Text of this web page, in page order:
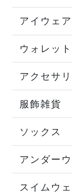
アイウェア
ウォレット
アクセサ
服飾雑貨
ソックス
アンダー
スイムウ